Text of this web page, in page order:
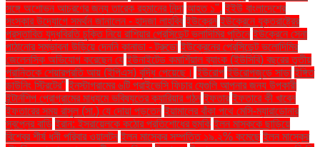
সঙ্গে অশোভন আচরণের জন্য তারেক রহমানের নিন্দা আহত ১". ইইউ বাংলাদেশের
সংস্কার উদ্যোগে সমর্থন জানালেন - হাদজা লাহবিব ইউক্রেন ইউক্রেনে যুক্তরাষ্ট্রের
প্রস্তাবিত যুদ্ধবিরতি চুক্তি নিয়ে রাশিয়ার প্রেসিডেন্ট ভ্লাদিমির পুতিনে ইউক্রেনে সেনা
পাঠানোর সম্ভাবনা উড়িয়ে দেননি কানাডা - ট্রুডো ইউক্রেনের প্রেসিডেন্ট ভলোদিমির
জেলেনস্কি অভিযোগ করেছেন যে ইউনাইটেড কমার্শিয়াল ব্যাংক (ইউসিবি) বছরের তৃতীয়
প্রান্তিকে শেয়ারপ্রতি আয় (ইপিএস) বৃদ্ধি পেয়েছে। ইউরোপ ইউরোপজুড়ে সাড়া ইঙ্গিত
ডাউনিং স্ট্রিটের" ইনস্টাগ্রামের ৬টি প্রাইভেসি ফিচার যেগুলি আপনার জন্য উপকারী
ইন্টার্নশিপ প্রোগ্রামের মাধ্যমে ভবিষ্যতের ক্যারিয়ার গঠন ইফতার ইফতারে কী খাবেন
ইফতারের সময় রাসুল (সা.) যে দোয়া পড়তেন ইয়ামালের বাঁকা পথে মেসি-ম্যারাডোনার
স্বপ্নের বাড়ি ইরান: ইসরায়েলকে কঠোর প্রতিশোধের হুমকি ইলন মাস্ককে ছাড়িয়ে
বিশ্বের শীর্ষ ধনী পরিবার ওয়ালটন ইলন মাস্কের সম্পত্তি ১৯.২% কমেছে ইলন মাস্কের